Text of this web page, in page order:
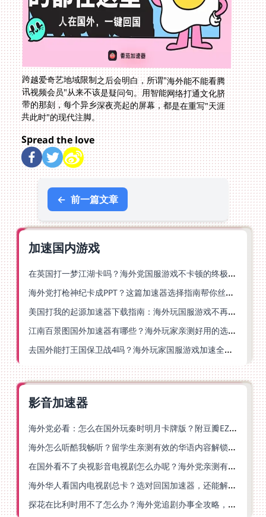
跨越爱奇艺地域限制之后会明白，所谓"海外能不能看腾
讯视频会员"从来不该是疑问句。用智能网络打通文化脐
带的那刻，每个异乡深夜亮起的屏幕，都是在重写"天涯
共此时"的现代注脚。
Spread the love
← 前一篇文章
加速国内游戏
在英国打一梦江湖卡吗？海外党国服游戏不卡顿的终极解法
海外党打枪神纪卡成PPT？这篇加速器选择指南帮你丝滑上分
美国打我的起源加速器下载指南：海外玩国服游戏不再卡的终极方案
江南百景图国外加速器有哪些？海外玩家亲测好用的选择与避坑指南
去国外能打王国保卫战4吗？海外玩家国服游戏加速全攻略（附公主连结幻想江湖实测）
影音加速器
海外党必看：怎么在国外玩秦时明月卡牌版？附豆瓣EZCast地区限制破解法
海外怎么听酷我畅听？留学生亲测有效的华语内容解锁指南
在国外看不了央视影音电视剧怎么办呢？海外党亲测有效的回国加速方案
海外华人看国内电视剧总卡？选对回国加速器，还能解决菲律宾打不开反诈中心的问题
探花在比利时用不了怎么办？海外党追剧办事全攻略，选对加速器就够了